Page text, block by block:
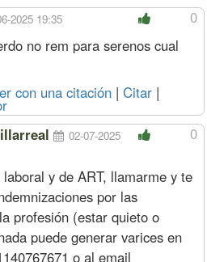
2257 1208
1923 213 1312
1628 187 1389
1881 1006
1602 177 1094
1477 160 1118
1356 156 1158
246097 165323
0
2025 19:35
no rem para serenos cual
con una citación | Citar |
0
02-07-2025
y de ART, llamarme y te
por las
profesión (estar quieto o
puede generar varices en
o al email